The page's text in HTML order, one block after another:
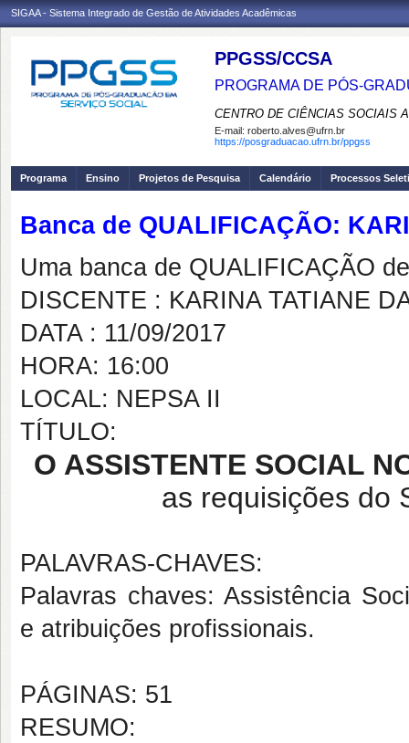
SIGAA - Sistema Integrado de Gestão de Atividades Acadêmicas
PPGSS/CCSA
PROGRAMA DE PÓS-
CENTRO DE CIÊNCIAS SOCIAIS
E-mail: roberto.alves@ufrn.br
https://posgraduacao.ufrn.br/ppgss
Programa Ensino Projetos de Pesquisa Calendário Processos
Banca de QUALIFICAÇÃO:
Uma banca de QUALIFICAÇÃO
DISCENTE : KARINA TATIANE
DATA : 11/09/2017
HORA: 16:00
LOCAL: NEPSA II
TÍTULO:
O ASSISTENTE SOCIAL
as requisições do
PALAVRAS-CHAVES:
Palavras chaves: Assistência
e atribuições profissionais.
PÁGINAS: 51
RESUMO: